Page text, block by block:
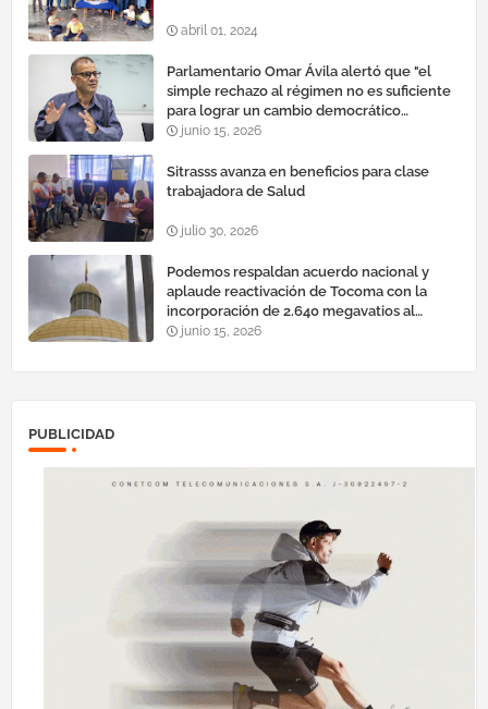
abril 01, 2024
Parlamentario Omar Ávila alertó que "el
simple rechazo al régimen no es suficiente
para lograr un cambio democrático
efectivo"
junio 15, 2026
Sitrasss avanza en beneficios para clase
trabajadora de Salud
julio 30, 2026
Podemos respaldan acuerdo nacional y
aplaude reactivación de Tocoma con la
incorporación de 2.640 megavatios al
sistema eléctrico nacional
junio 15, 2026
PUBLICIDAD